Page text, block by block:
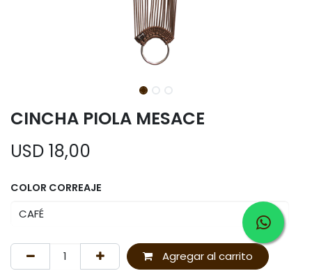
CINCHA PIOLA MESACE
USD 18,00
COLOR CORREAJE
Agregar al carrito